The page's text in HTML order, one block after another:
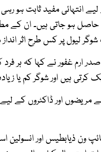
لیے انتہائی مفید ثابت
ہو جاتی ہیں۔ ان کے
لیول پر کس طرح اثر
ارم غفور نے کہا کہ ہر
کرتی ہیں اور شوگر کم یا
اور ڈاکٹروں کے لیے
ون ذیابطیس اور